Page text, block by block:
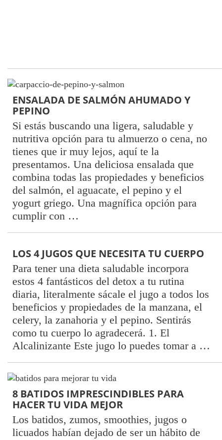
ENSALADA DE SALMÓN AHUMADO Y
PEPINO
Si estás buscando una ligera, saludable y
nutritiva opción para tu almuerzo o cena, no
tienes que ir muy lejos, aquí te la
presentamos. Una deliciosa ensalada que
combina todas las propiedades y beneficios
del salmón, el aguacate, el pepino y el
yogurt griego. Una magnífica opción para
cumplir con …
LOS 4 JUGOS QUE NECESITA TU CUERPO
Para tener una dieta saludable incorpora
estos 4 fantásticos del detox a tu rutina
diaria, literalmente sácale el jugo a todos los
beneficios y propiedades de la manzana, el
celery, la zanahoria y el pepino. Sentirás
como tu cuerpo lo agradecerá. 1. El
Alcalinizante Este jugo lo puedes tomar a …
8 BATIDOS IMPRESCINDIBLES PARA
HACER TU VIDA MEJOR
Los batidos, zumos, smoothies, jugos o
licuados habían dejado de ser un hábito de